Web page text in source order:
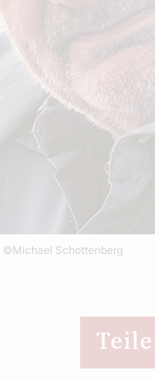
©Michael Schottenberg